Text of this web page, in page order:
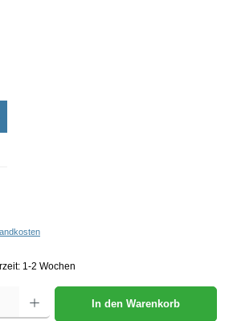
1-2 Wochen
Wert ein oder benutze die Schaltflächen um die
In den Warenkorb